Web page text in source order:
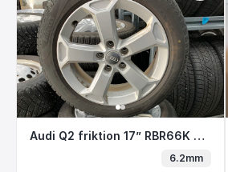
Audi Q2 friktion 17” Audi Q2 friktion 17” RBR66K B2-2
6.2mm